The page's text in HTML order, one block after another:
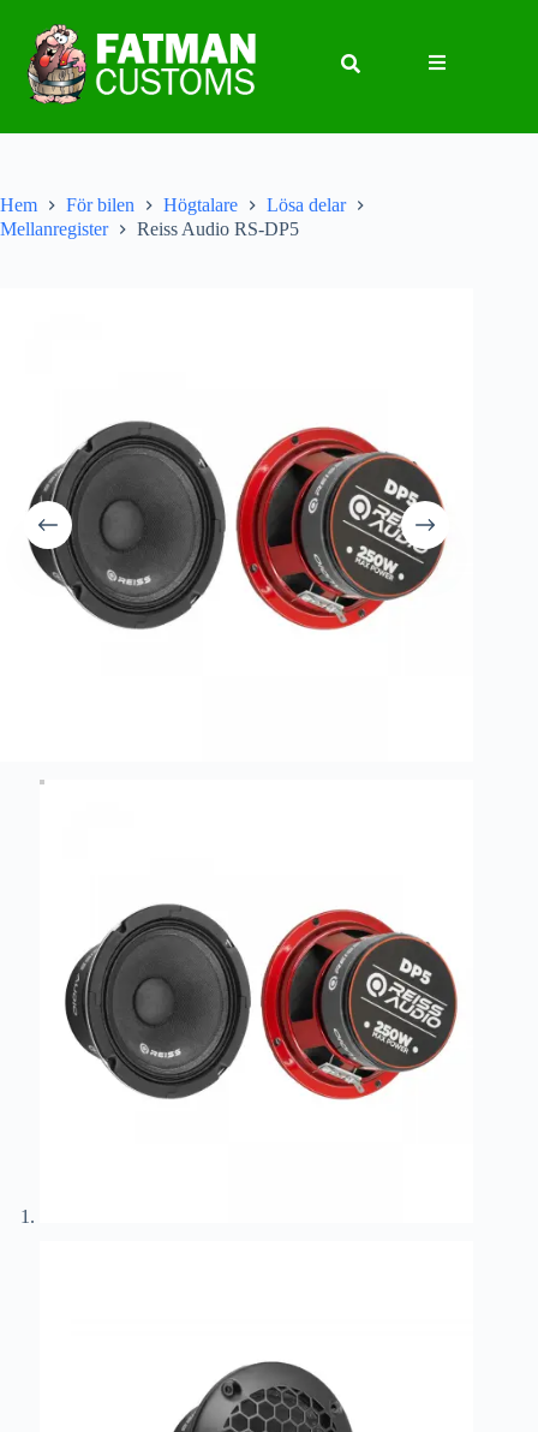
Hem För bilen Högtalare
Lösa delar
Mellanregister
Reiss Audio RS-DP5